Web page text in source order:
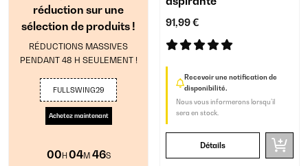
réduction sur une
sélection de produits !
RÉDUCTIONS MASSIVES
PENDANT 48 H SEULEMENT !
FULLSWING29
Achetez maintenant
00 H 04M 45S
91,99 €
Recevoir une notification de
disponibilité.
Nous vous informerons lorsqu’il
sera en stock.
Détails